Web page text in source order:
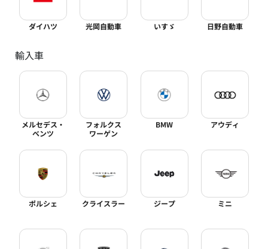
ダイハツ 光岡自動車 いすゞ 日野自動車
輸入車
メルセデス・
ベンツ
フォルクス
ワーゲン
BMW アウディ
ポルシェ クライスラー ジープ ミニ